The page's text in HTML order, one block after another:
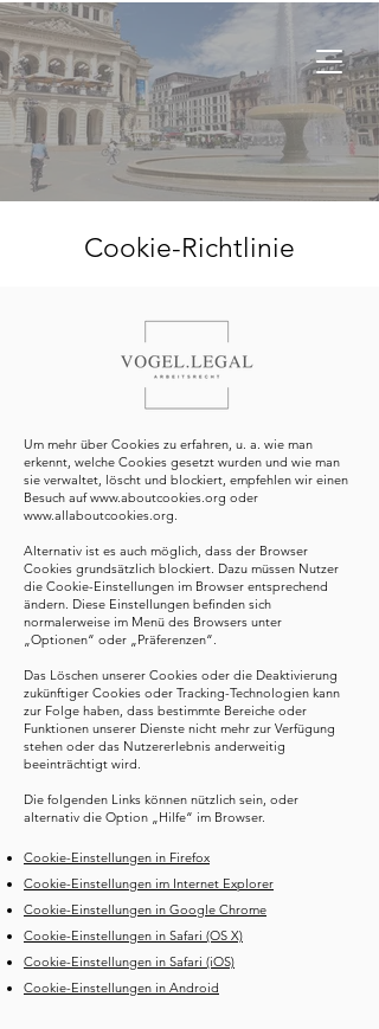
Cookie-Richtlinie
Um mehr über Cookies zu erfahren, u. a. wie man
erkennt, welche Cookies gesetzt wurden und wie man
sie verwaltet, löscht und blockiert, empfehlen wir einen
Besuch aufwww.aboutcookies.org oder
www.allaboutcookies.org.
Alternativ ist es auch möglich, dass der Browser
Cookies grundsätzlich blockiert. Dazu müssen Nutzer
die Cookie-Einstellungen im Browser entsprechend
ändern. Diese Einstellungen befinden sich
normalerweise im Menü des Browsers unter
„Optionen“ oder „Präferenzen“.
Das Löschen unserer Cookies oder die Deaktivierung
zukünftiger Cookies oder Tracking-Technologien kann
zur Folge haben, dass bestimmte Bereiche oder
Funktionen unserer Dienste nicht mehr zur Verfügung
stehen oder das Nutzererlebnis anderweitig
beeinträchtigt wird.
Die folgenden Links können nützlich sein, oder
alternativ die Option „Hilfe“ im Browser.
Cookie-Einstellungen in Firefox
Cookie-Einstellungen im Internet Explorer
Cookie-Einstellungen in Google Chrome
Cookie-Einstellungen in Safari (OS X)
Cookie-Einstellungen in Safari (iOS)
Cookie-Einstellungen in Android